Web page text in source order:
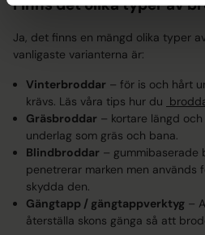
Finns det olika typer av
Ja, det finns en mängd olika typer
vanligaste varianterna är:
Vinterbroddar – för is och hårt
krävs. Läs våra tips hur du
Gräsbroddar – kortare längd
underlag som gräs och bana.
Blindbroddar – gummibaserade
penetrerar marken men används
skydda den.
Gängtapp / gängtappverktyg –
återställa skons gänga så att